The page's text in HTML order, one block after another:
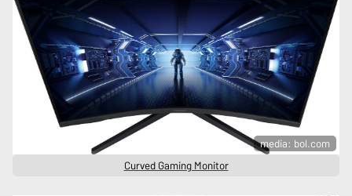
media: bol.com
Curved Gaming Monitor